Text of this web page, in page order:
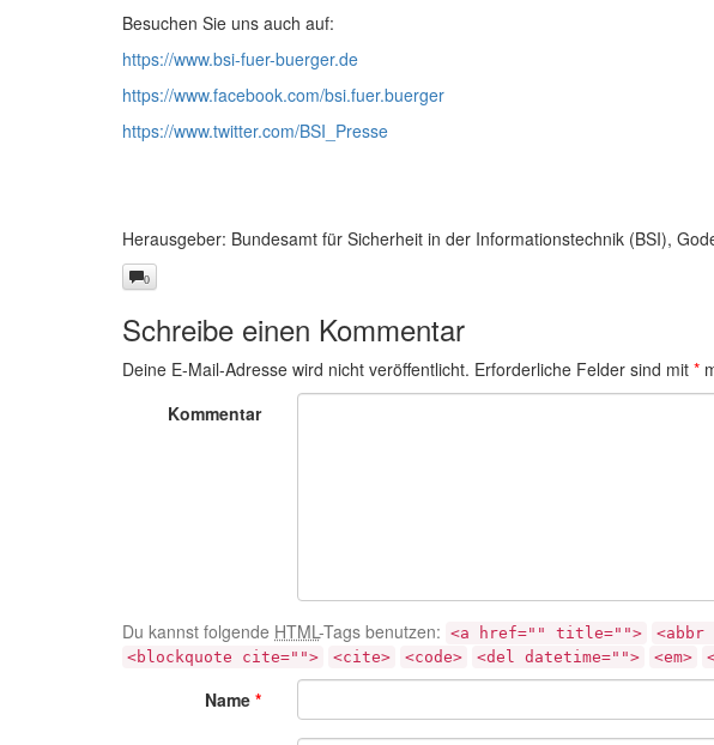
Besuchen Sie uns auch auf:
https://www.bsi-fuer-buerger.de
https://www.facebook.com/bsi.fuer.buerger
https://www.twitter.com/BSI_Presse
Herausgeber: Bundesamt für Sicherheit in der Informationstechnik (BSI),
0
Schreibe einen Kommentar
Deine E-Mail-Adresse wird nicht veröffentlicht. Erforderliche Felder sind mit *
Kommentar
Du kannst folgende HTML-Tags benutzen: <a href="" title="">
<blockquote cite="">
<cite> <code> <del datetime=""> <em>
Name*